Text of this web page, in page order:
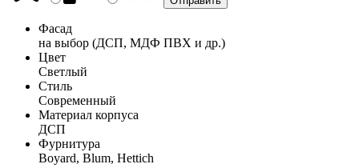
Фасад
на выбор (ДСП, МДФ ПВХ и др.)
Цвет
Светлый
Стиль
Современный
Материал корпуса
ДСП
Фурнитура
Boyard, Blum, Hettich